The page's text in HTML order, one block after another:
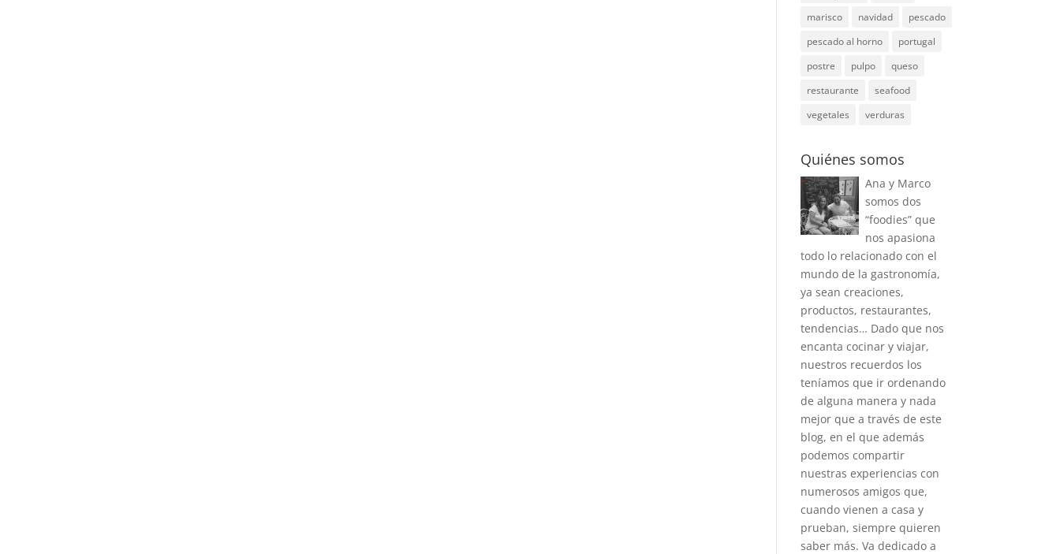
marisco
navidad
pescado
pescado al horno
portugal
postre
pulpo
queso
restaurante
seafood
vegetales
verduras
Quiénes somos
Ana y Marco
somos dos
“foodies” que
nos apasiona
todo lo relacionado con el
mundo de la gastronomía,
ya sean creaciones,
productos, restaurantes,
tendencias… Dado que nos
encanta cocinar y viajar,
nuestros recuerdos los
teníamos que ir ordenando
de alguna manera y nada
mejor que a través de este
blog, en el que además
podemos compartir
nuestras experiencias con
numerosos amigos que,
cuando vienen a casa y
prueban, siempre quieren
saber más. Va dedicado a